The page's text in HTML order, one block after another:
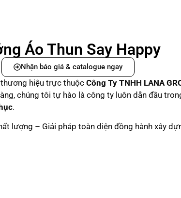
Áo Thun Say Happy
Nhận báo giá & catalogue ngay
thương hiệu trực thuộc Công Ty TNHH LANA
chúng tôi tự hào là công ty luôn dẫn đầu
.
lượng – Giải pháp toàn diện đồng hành xây